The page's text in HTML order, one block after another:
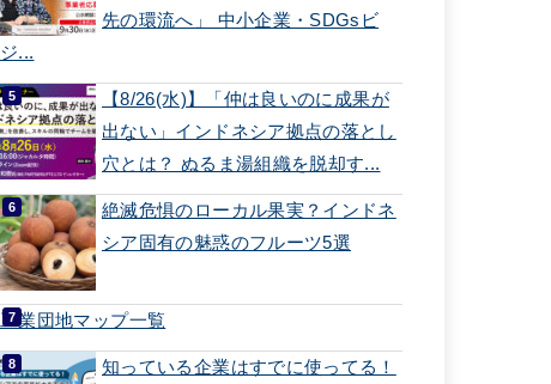
先の環流へ」 中小企業・SDGsビ
ジ...
【8/26(水)】「仲は良いのに成果が
出ない」インドネシア拠点の落とし
穴とは？ ぬるま湯組織を脱却す...
絶滅危惧のローカル果実？インドネ
シア固有の魅惑のフルーツ5選
工業団地マップ一覧
知っている企業はすでに使ってる！